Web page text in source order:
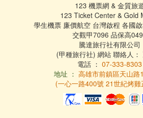
123 機票網 & 金質旅
123 Ticket Center & Gold
學生機票 廉價航空 台灣啟程 各國
交觀甲7096 品保高
騰達旅行社有限公司
(甲種旅行社) 網站 聯絡人：
電話 ： 07-333-8303
地址 ： 高雄市前鎮區天山路
(一心一路400號 21世紀烤雞